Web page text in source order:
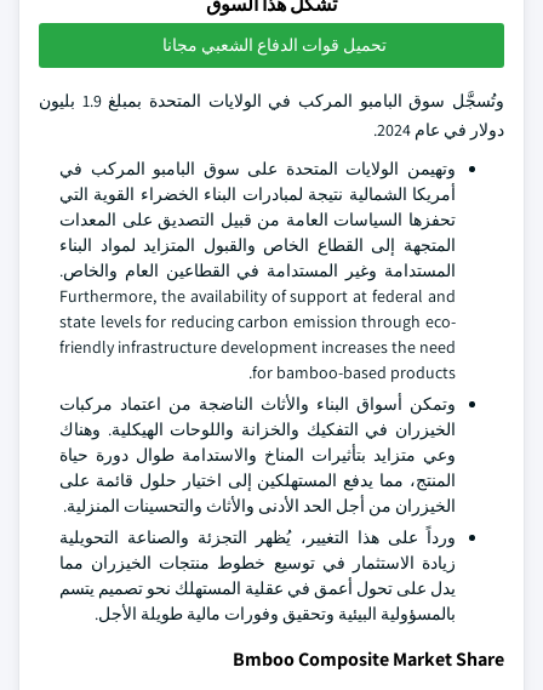
تحميل قوات الدفاع الشعبي مجانا
وتُسجَّل سوق البامبو المركب في الولايات المتحدة بمبلغ 1.9 بليون
دولار في عام 2024.
وتهيمن الولايات المتحدة على سوق البامبو المركب في
أمريكا الشمالية نتيجة لمبادرات البناء الخضراء القوية التي
تحفزها السياسات العامة من قبيل التصديق على المعدات
المتجهة إلى القطاع الخاص والقبول المتزايد لمواد البناء
المستدامة وغير المستدامة في القطاعين العام والخاص.
Furthermore, the availability of support at federal and
state levels for reducing carbon emission through eco-
friendly infrastructure development increases the need
for bamboo-based products.
وتمكن أسواق البناء والأثاث الناضجة من اعتماد مركبات
الخيزران في التفكيك والخزانة واللوحات الهيكلية. وهناك
وعي متزايد بتأثيرات المناخ والاستدامة طوال دورة حياة
المنتج، مما يدفع المستهلكين إلى اختيار حلول قائمة على
الخيزران من أجل الحد الأدنى والأثاث والتحسينات المنزلية.
ورداً على هذا التغيير، يُظهر التجزئة والصناعة التحويلية
زيادة الاستثمار في توسيع خطوط منتجات الخيزران مما
يدل على تحول أعمق في عقلية المستهلك نحو تصميم يتسم
بالمسؤولية البيئية وتحقيق وفورات مالية طويلة الأجل.
Bmboo Composite Market Share